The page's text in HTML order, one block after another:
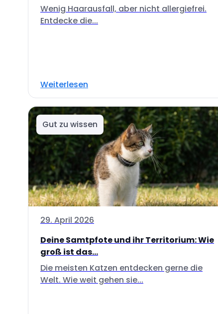
Wenig Haarausfall, aber nicht allergiefrei.
Entdecke die...
Weiterlesen
Gut zu wissen
29. April 2026
Deine Samtpfote und ihr Territorium: Wie
groß ist das...
Die meisten Katzen entdecken gerne die
Welt. Wie weit gehen sie...